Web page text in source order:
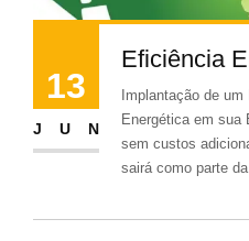
13
JUN
Eficiência
Implantação de
Energética em sua
sem custos
sairá como parte